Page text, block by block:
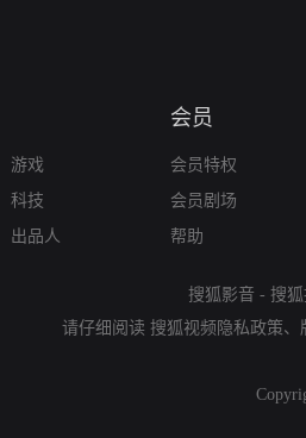
游戏
科技
出品人
会员
会员特权
会员剧场
帮助
搜狐影音 - 搜
请仔细阅读 搜狐视频隐私政策、